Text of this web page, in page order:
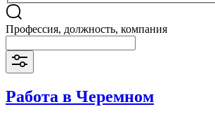
Профессия, должность, компания
Работа в Черемном